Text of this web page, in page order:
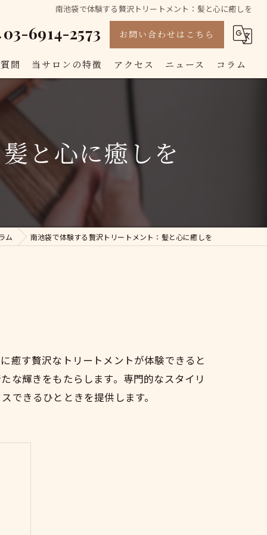
南池袋で体験する贅沢トリートメント：髪と心に癒しを
03-6914-2573 お問い合わせはこちら
問 当サロンの特徴
カラー
白髪染め
トリートメント
縮毛矯正
アクセス ニュース コラム
と心に癒しを
ム 南池袋で体験する贅沢トリートメント：髪と心に癒しを
癒す贅沢なトリートメントが体験できると
な輝きをもたらします。専門的なスタイリ
できるひとときを提供します。